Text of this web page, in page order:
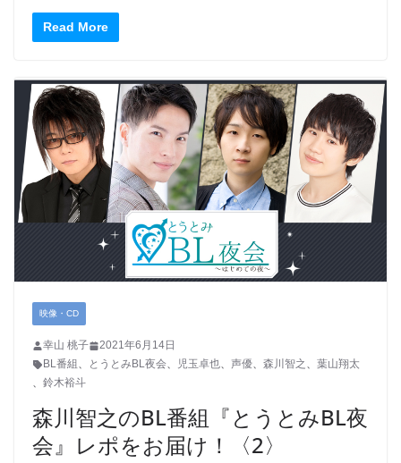
Read More
映像・CD
幸山 桃子
2021年6月14日
BL番組 、 とうとみBL夜会、 児玉卓也、 声優、 森川智之 、 葉山翔太
、 鈴木裕斗
森川智之のBL番組『とうとみBL夜
会』レポをお届け！〈2〉